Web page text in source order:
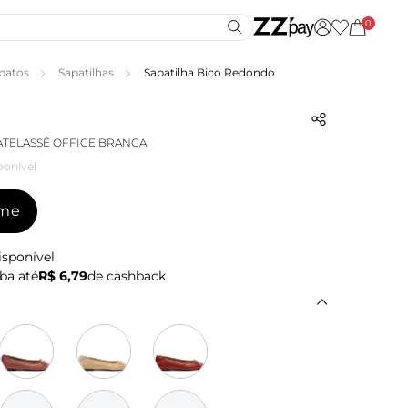
0
Sapatilhas Sapatilha Bico Redondo
OFFICE BRANCA
atéR$ 6,79de cashback